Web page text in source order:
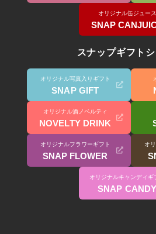
オリジナル缶ジュース
SNAP
スナップギフト
オリジナル写真入りギフト
SNAP GIFT
オリジナル酒ノベルティ
NOVELTY DRINK
オリジナルフラワーギフト
SNAP FLOWER
オ
オリジナルキャンディギ
SNAP CANDY